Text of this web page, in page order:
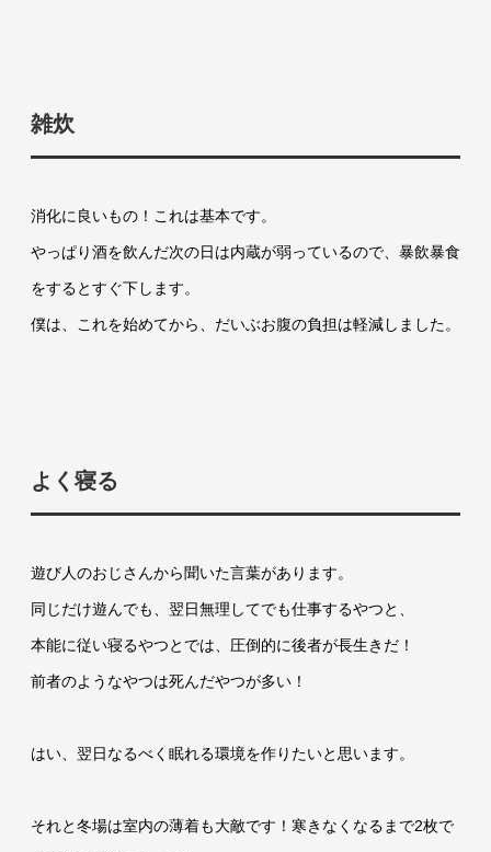
雑炊
消化に良いもの！これは基本です。
やっぱり酒を飲んだ次の日は内蔵が弱っているので、暴飲暴食
をするとすぐ下します。
僕は、これを始めてから、だいぶお腹の負担は軽減しました。
よく寝る
遊び人のおじさんから聞いた言葉があります。
同じだけ遊んでも、翌日無理してでも仕事するやつと、
本能に従い寝るやつとでは、圧倒的に後者が長生きだ！
前者のようなやつは死んだやつが多い！
はい、翌日なるべく眠れる環境を作りたいと思います。
それと冬場は室内の薄着も大敵です！寒きなくなるまで2枚で